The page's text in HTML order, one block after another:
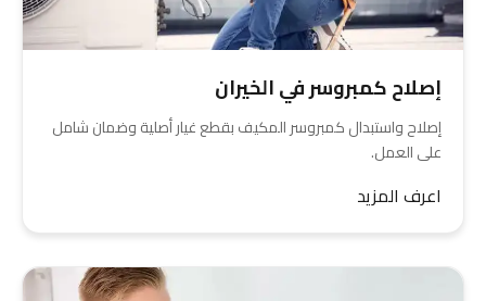
إصلاح كمبروسر في الخيران
إصلاح واستبدال كمبروسر المكيف بقطع غيار أصلية وضمان شامل
على العمل.
اعرف المزيد